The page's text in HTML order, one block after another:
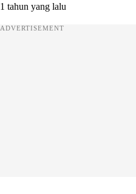
1 tahun yang lalu
ADVERTISEMENT